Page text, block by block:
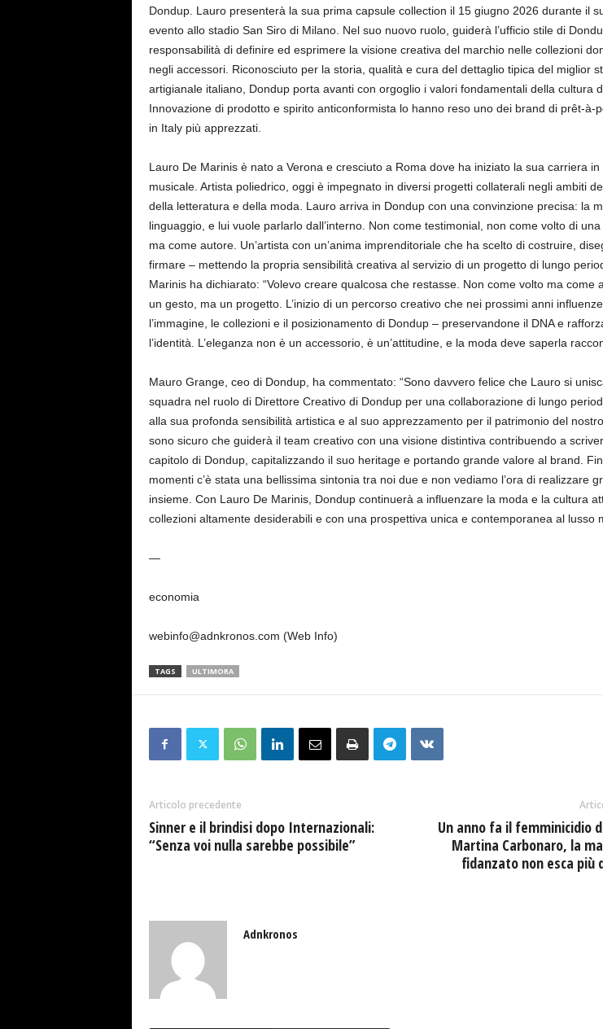
Dondup. Lauro presenterà la sua prima capsule collection il 15 giugno 2026 durante il
evento allo stadio San Siro di Milano. Nel suo nuovo ruolo, guiderà l’ufficio stile di
responsabilità di definire ed esprimere la visione creativa del marchio nelle collezioni
negli accessori. Riconosciuto per la storia, qualità e cura del dettaglio tipica del miglior
artigianale italiano, Dondup porta avanti con orgoglio i valori fondamentali della cultura
Innovazione di prodotto e spirito anticonformista lo hanno reso uno dei brand di prêt-à-
in Italy più apprezzati.
Lauro De Marinis è nato a Verona e cresciuto a Roma dove ha iniziato la sua carriera in
musicale. Artista poliedrico, oggi è impegnato in diversi progetti collaterali negli ambiti
della letteratura e della moda. Lauro arriva in Dondup con una convinzione precisa: la
linguaggio, e lui vuole parlarlo dall’interno. Non come testimonial, non come volto di una
ma come autore. Un’artista con un’anima imprenditoriale che ha scelto di costruire,
firmare – mettendo la propria sensibilità creativa al servizio di un progetto di lungo
Marinis ha dichiarato: “Volevo creare qualcosa che restasse. Non come volto ma come
un gesto, ma un progetto. L’inizio di un percorso creativo che nei prossimi anni
l’immagine, le collezioni e il posizionamento di Dondup – preservandone il DNA e
l’identità. L’eleganza non è un accessorio, è un’attitudine, e la moda deve saperla
Mauro Grange, ceo di Dondup, ha commentato: “Sono davvero felice che Lauro si
squadra nel ruolo di Direttore Creativo di Dondup per una collaborazione di lungo
alla sua profonda sensibilità artistica e al suo apprezzamento per il patrimonio del
sono sicuro che guiderà il team creativo con una visione distintiva contribuendo a
capitolo di Dondup, capitalizzando il suo heritage e portando grande valore al brand.
momenti c’è stata una bellissima sintonia tra noi due e non vediamo l’ora di realizzare
insieme. Con Lauro De Marinis, Dondup continuerà a influenzare la moda e la cultura
collezioni altamente desiderabili e con una prospettiva unica e contemporanea al lusso
—
economia
webinfo@adnkronos.com (Web Info)
TAGS ULTIMORA
Articolo precedente
Sinner e il brindisi dopo Internazionali:
“Senza voi nulla sarebbe possibile”
Un anno fa il femminicidio
Martina Carbonaro, la
fidanzato non esca più
Adnkronos